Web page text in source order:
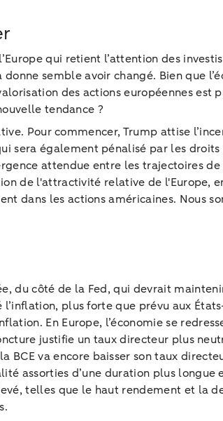
qui retient l’attention des
semble avoir changé. Bien que
des actions européennes est
tendance ?
Pour commencer, Trump attise
sera également pénalisé par les
attendue entre les trajectoires
de l'attractivité relative de l'Europe,
dans les actions américaines. Nous
du côté de la Fed, qui devrait
plus forte que prévu aux
En Europe, l’économie se
justifie un taux directeur plus
va encore baisser son taux
assorties d’une duration plus
telles que le haut rendement et la